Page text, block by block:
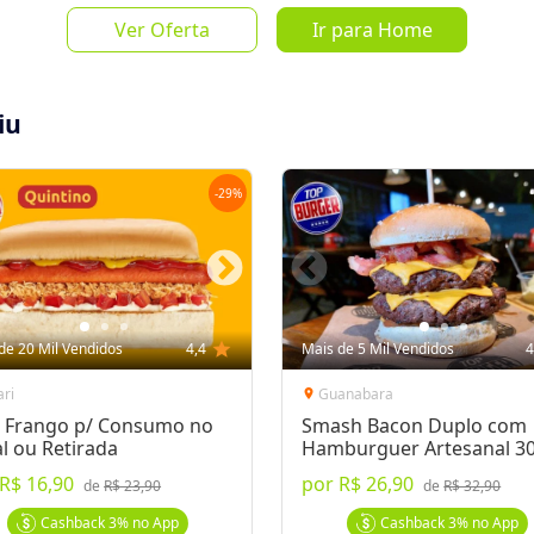
Ver Oferta Ir para Home
Salvar Oferta favorite_border
Inscrever-se
de R$32 por R$22!
e crocantes" com 60g cada, 2
R$ 32,00
-29%
20 Mil Vendidos 4,4 star
Frango p/ Consumo no
ou Retirada
R$ 16,90 deR$ 23,90
Cashback3%no App
Mais de 5 Mil Vendidos
location_on Guanabara
Smash Bacon Duplo com
Hamburguer Artesanal
por R$ 26,90 deR$ 32,90
Cashback3%no App